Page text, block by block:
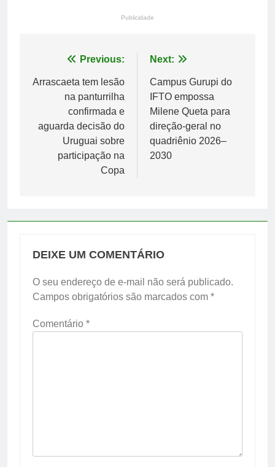
Publicidade
Navegação
de
Previous:
Arrascaeta tem lesão
na panturrilha
confirmada e
aguarda decisão do
Uruguai sobre
participação na
Copa
Next:
Campus Gurupi do
IFTO empossa
Milene Queta para
direção-geral no
quadriênio 2026–
2030
DEIXE UM COMENTÁRIO
O seu endereço de e-mail não será publicado.
Campos obrigatórios são marcados com *
Comentário *